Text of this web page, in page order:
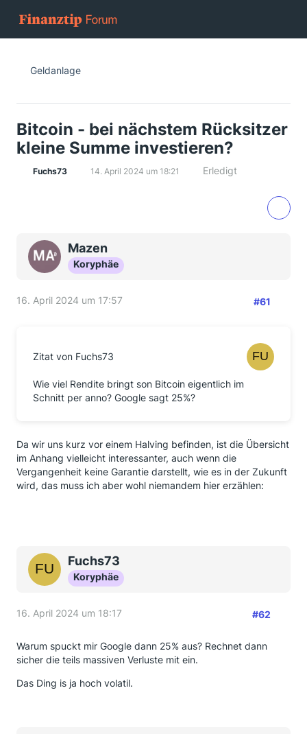
Geldanlage
Bitcoin - bei nächstem Rücksitzer
kleine Summe investieren?
Fuchs73 14. April 2024 um 18:21 Erledigt
Mazen
Koryphäe
16. April 2024 um 17:57 #61
Zitat von Fuchs73
Wie viel Rendite bringt son Bitcoin eigentlich im
Schnitt per anno? Google sagt 25%?
Da wir uns kurz vor einem Halving befinden, ist die Übersicht
im Anhang vielleicht interessanter, auch wenn die
Vergangenheit keine Garantie darstellt, wie es in der Zukunft
wird, das muss ich aber wohl niemandem hier erzählen:
Fuchs73
Koryphäe
16. April 2024 um 18:17 #62
Warum spuckt mir Google dann 25% aus? Rechnet dann
sicher die teils massiven Verluste mit ein.
Das Ding is ja hoch volatil.